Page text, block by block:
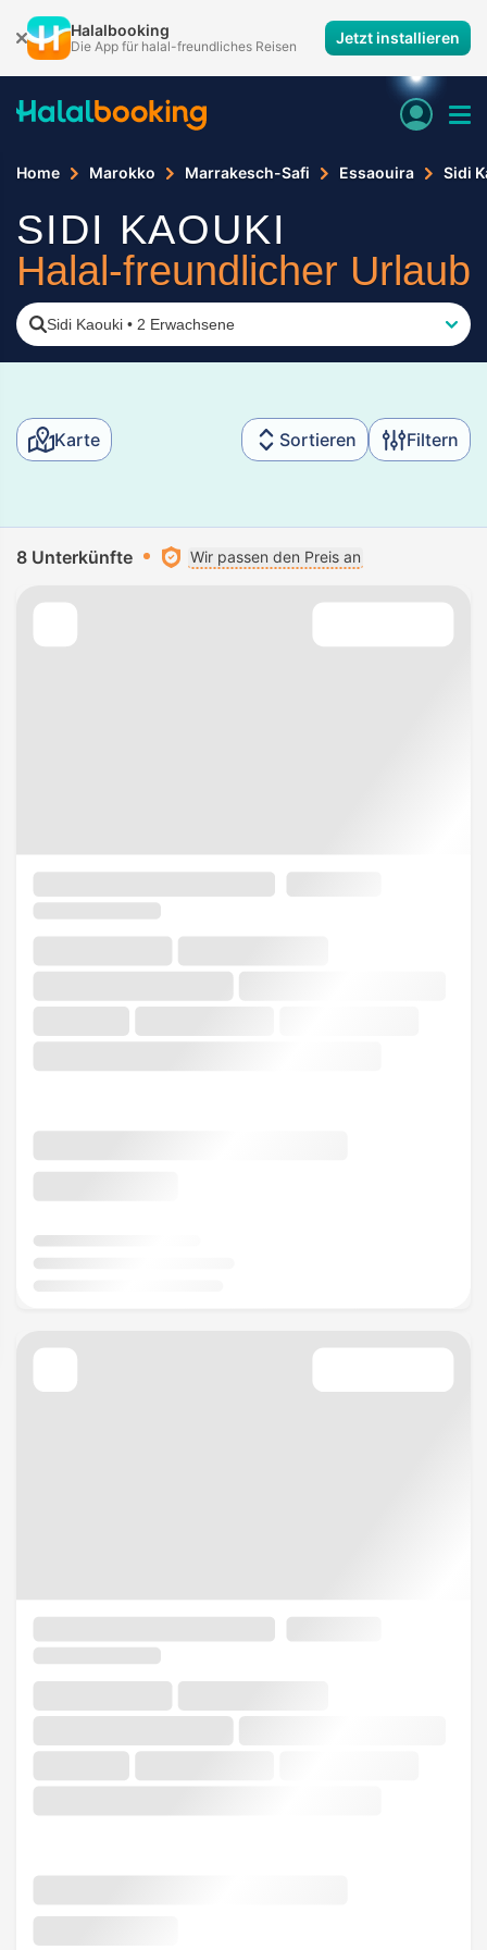
Halalbooking
Die App für halal-freundliches Reisen Jetzt installieren
Home Marokko Marrakesch-Safi Essaouira Sidi
SIDI KAOUKI
Halal-freundlicher Urlaub
Sidi Kaouki • 2 Erwachsene
Karte Sortieren Filtern
8 Unterkünfte Wir passen den Preis an